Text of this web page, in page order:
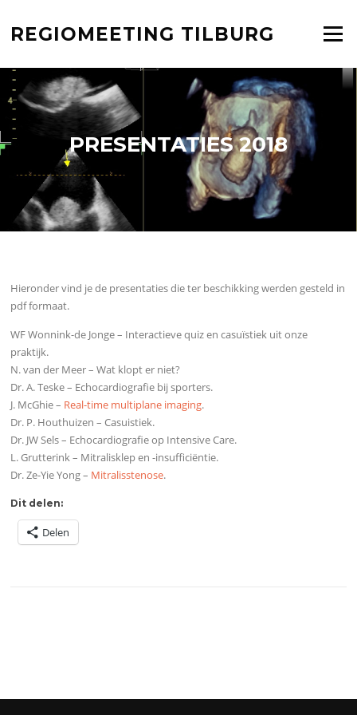
naarREGIOMEETING TILBURG Menu
PRESENTATIES 2018
Hieronder vind je de presentaties die ter beschikking werden gesteld in
pdf formaat.
WF Wonnink-de Jonge – Interactieve quiz en casuïstiek uit onze
praktijk.
N. van der Meer – Wat klopt er niet?
Dr. A. Teske – Echocardiografie bij sporters.
J. McGhie – Real-time multiplane imaging.
Dr. P. Houthuizen – Casuistiek.
Dr. JW Sels – Echocardiografie op Intensive Care.
L. Grutterink – Mitralisklep en -insufficiëntie.
Dr. Ze-Yie Yong – Mitralisstenose.
Dit delen:
Delen